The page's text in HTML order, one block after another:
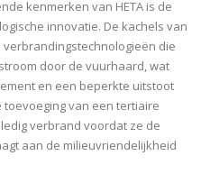
kenmerken van HETA is de
innovatie. De kachels van
verbrandingstechnologieën die
door de vuurhaard, wat
en een beperkte uitstoot
van een tertiaire
verbrand voordat ze de
aan de milieuvriendelijkheid